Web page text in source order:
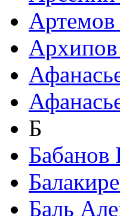
Артемов
Б
Бабанов
Баль